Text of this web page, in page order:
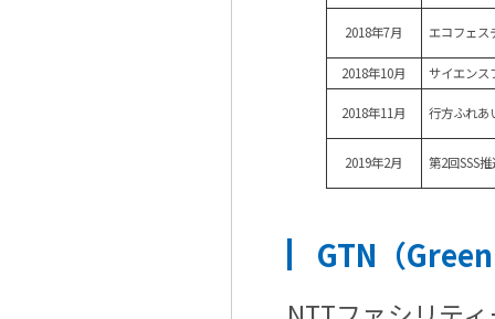
2018年7月 エコフェス
2018年10月 サイエンス
2018年11月 行方ふれあ
2019年2月 第2回SSS
GTN（